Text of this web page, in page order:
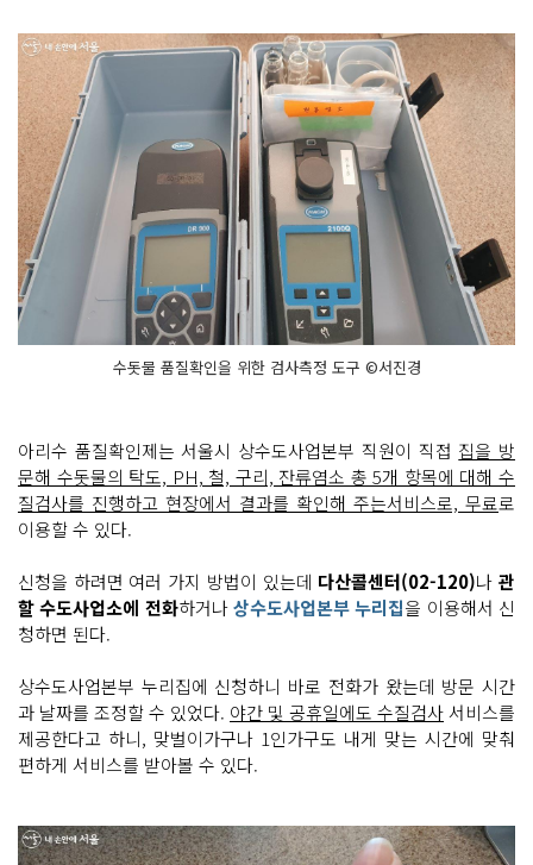
수돗물 품질확인을 위한 검사측정 도구 ©서진경
아리수 품질확인제는 서울시 상수도사업본부 직원이 직접 집을 방
문해 수돗물의 탁도, PH, 철, 구리, 잔류염소 총 5개 항목에 대해 수
질검사를 진행하고 현장에서 결과를 확인해 주는서비스로, 무료로
이용할 수 있다.
신청을 하려면 여러 가지 방법이 있는데 다산콜센터(02-120)나관
할 수도사업소에 전화하거나상수도사업본부 누리집을 이용해서 신
청하면 된다.
상수도사업본부 누리집에 신청하니 바로 전화가 왔는데 방문 시간
과 날짜를 조정할 수 있었다. 야간 및 공휴일에도 수질검사서비스를
제공한다고 하니, 맞벌이가구나 1인가구도 내게 맞는 시간에 맞춰
편하게 서비스를 받아볼 수 있다.